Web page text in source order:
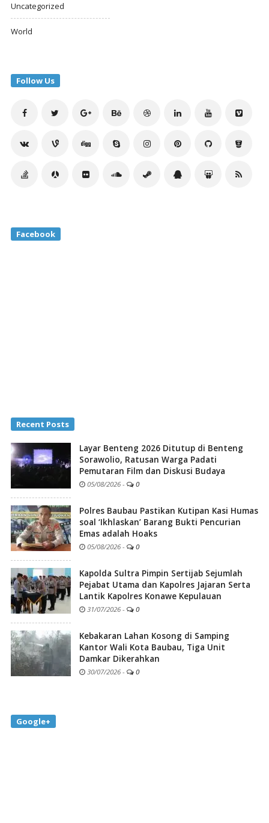
Uncategorized
World
Follow Us
Facebook
Recent Posts
Layar Benteng 2026 Ditutup di Benteng
Sorawolio, Ratusan Warga Padati
Pemutaran Film dan Diskusi Budaya
05/08/2026 - 0
Polres Baubau Pastikan Kutipan Kasi Humas
soal ‘Ikhlaskan’ Barang Bukti Pencurian
Emas adalah Hoaks
05/08/2026 - 0
Kapolda Sultra Pimpin Sertijab Sejumlah
Pejabat Utama dan Kapolres Jajaran Serta
Lantik Kapolres Konawe Kepulauan
31/07/2026 - 0
Kebakaran Lahan Kosong di Samping
Kantor Wali Kota Baubau, Tiga Unit
Damkar Dikerahkan
30/07/2026 - 0
Google+